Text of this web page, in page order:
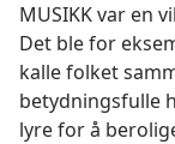
MUSIKK var en
Det ble for
kalle folket
betydningsfulle
lyre for å